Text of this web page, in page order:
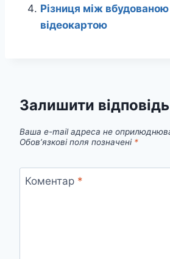
Різниця між
відеокартою
Залишити відповідь
Ваша e-mail адреса не
Обов’язкові поля позначені *
Коментар *